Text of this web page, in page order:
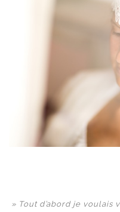
» Tout d’abord je voulais